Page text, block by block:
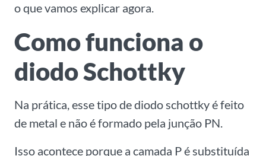
o que vamos explicar agora.
Como funciona o
diodo Schottky
Na prática, esse tipo de diodo schottky é feito
de metal e não é formado pela junção PN.
Isso acontece porque a camada P é substituída